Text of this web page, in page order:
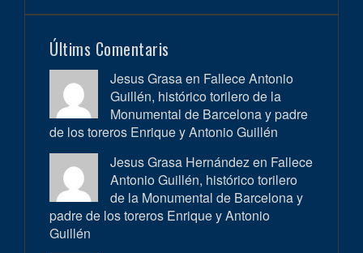
Últims Comentaris
Jesus Grasa en Fallece Antonio
Guillén, histórico torilero de la
Monumental de Barcelona y padre
de los toreros Enrique y Antonio Guillén
Jesus Grasa Hernández en Fallece
Antonio Guillén, histórico torilero
de la Monumental de Barcelona y
padre de los toreros Enrique y Antonio
Guillén